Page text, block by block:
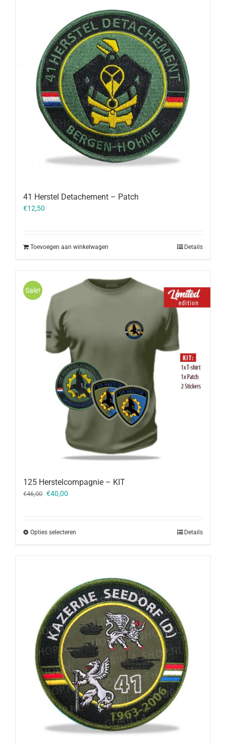
41 Herstel Detachement – Patch
€12,50
Toevoegen aan winkelwagen Details
Sale!
125 Herstelcompagnie – KIT
€46,00 Oorspronkelijke
€40,00
Opties selecteren Details